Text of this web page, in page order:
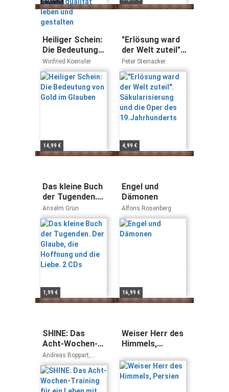
Heiliger Schein:
Die Bedeutung
von Gold im
Glauben
Winfried Koensler
14,99 €
"Erlösung ward
der Welt zuteil".
Säkularisierung
und die Oper des
19.Jahrhunderts
Peter Steinacker
4,99 €
Das kleine Buch
der Tugenden.
Der Glaube, die
Hoffnung und
die Liebe. 2 CDs
Anselm Grün
1,99 €
Engel und
Dämonen
Alfons Rosenberg
16,99 €
SHINE: Das
Acht-Wochen-
Training für ein
Leben mit
Leuchtkraft
Andreas Boppart,
Samuel Müller, Tamara
Fontijn, Michael
Zurbrügg
Weiser Herr des
Himmels,